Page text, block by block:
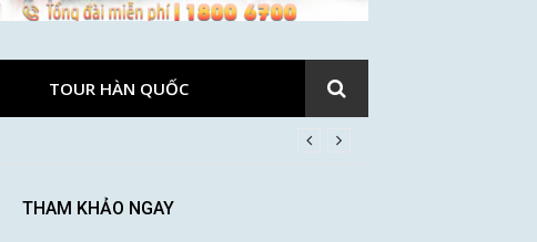
TOUR HÀN QUỐC
THAM KHẢO NGAY